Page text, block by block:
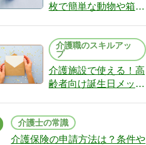
枚で簡単な動物や箱、
介護職のスキルアッ
プ
介護施設で使える！高
齢者向け誕生日メッセ
介護士の常識
介護保険の申請方法は？条件や